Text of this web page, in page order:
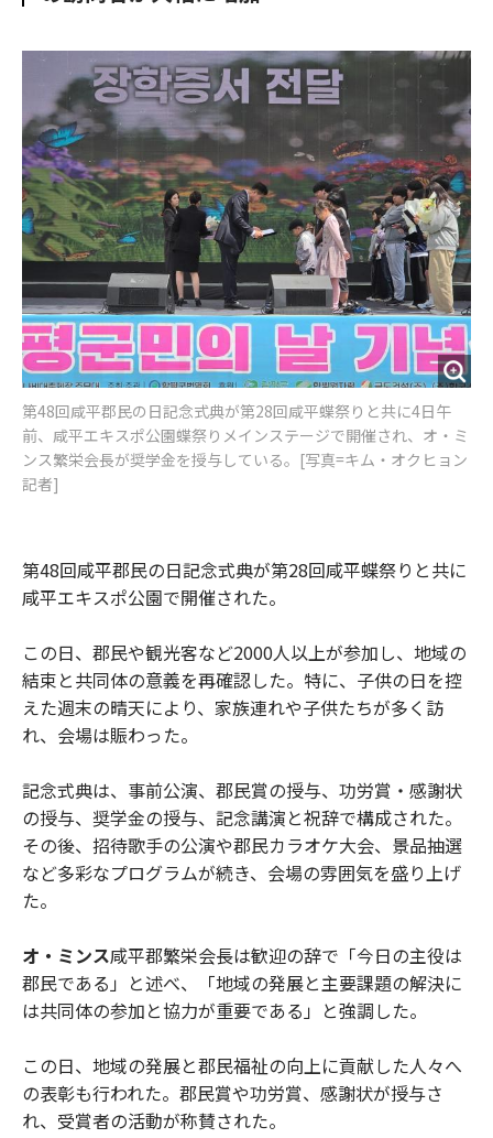
第48回咸平郡民の日記念式典が第28回咸平蝶祭りと共に4日午
前、咸平エキスポ公園蝶祭りメインステージで開催され、オ・ミ
ンス繁栄会長が奨学金を授与している。[写真=キム・オクヒョン
記者]
第48回咸平郡民の日記念式典が第28回咸平蝶祭りと共に
咸平エキスポ公園で開催された。
この日、郡民や観光客など2000人以上が参加し、地域の
結束と共同体の意義を再確認した。特に、子供の日を控
えた週末の晴天により、家族連れや子供たちが多く訪
れ、会場は賑わった。
記念式典は、事前公演、郡民賞の授与、功労賞・感謝状
の授与、奨学金の授与、記念講演と祝辞で構成された。
その後、招待歌手の公演や郡民カラオケ大会、景品抽選
など多彩なプログラムが続き、会場の雰囲気を盛り上げ
た。
オ・ミンス咸平郡繁栄会長は歓迎の辞で「今日の主役は
郡民である」と述べ、「地域の発展と主要課題の解決に
は共同体の参加と協力が重要である」と強調した。
この日、地域の発展と郡民福祉の向上に貢献した人々へ
の表彰も行われた。郡民賞や功労賞、感謝状が授与さ
れ、受賞者の活動が称賛された。